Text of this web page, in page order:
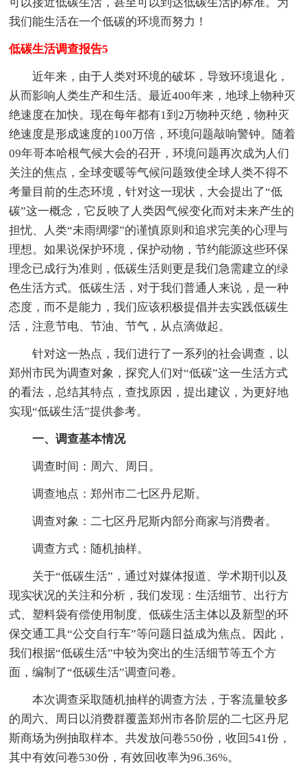
我们能生活在一个低碳的环境而努力！
低碳生活调查报告5
近年来，由于人类对环境的破坏，导致环境退化，
从而影响人类生产和生活。最近400年来，地球上物种灭
绝速度在加快。现在每年都有1到2万物种灭绝，物种灭
绝速度是形成速度的100万倍，环境问题敲响警钟。随着
09年哥本哈根气候大会的召开，环境问题再次成为人们
关注的焦点，全球变暖等气候问题致使全球人类不得不
考量目前的生态环境，针对这一现状，大会提出了“低
碳”这一概念，它反映了人类因气候变化而对未来产生的
担忧、人类“未雨绸缪”的谨慎原则和追求完美的心理与
理想。如果说保护环境，保护动物，节约能源这些环保
理念已成行为准则，低碳生活则更是我们急需建立的绿
色生活方式。低碳生活，对于我们普通人来说，是一种
态度，而不是能力，我们应该积极提倡并去实践低碳生
活，注意节电、节油、节气，从点滴做起。
针对这一热点，我们进行了一系列的社会调查，以
郑州市民为调查对象，探究人们对“低碳”这一生活方式
的看法，总结其特点，查找原因，提出建议，为更好地
实现“低碳生活”提供参考。
一、调查基本情况
调查时间：周六、周日。
调查地点：郑州市二七区丹尼斯。
调查对象：二七区丹尼斯内部分商家与消费者。
调查方式：随机抽样。
关于“低碳生活”，通过对媒体报道、学术期刊以及
现实状况的关注和分析，我们发现：生活细节、出行方
式、塑料袋有偿使用制度、低碳生活主体以及新型的环
保交通工具“公交自行车”等问题日益成为焦点。因此，
我们根据“低碳生活”中较为突出的生活细节等五个方
面，编制了“低碳生活”调查问卷。
本次调查采取随机抽样的调查方法，于客流量较多
的周六、周日以消费群覆盖郑州市各阶层的二七区丹尼
斯商场为例抽取样本。共发放问卷550份，收回541份，
其中有效问卷530份，有效回收率为96.36%。